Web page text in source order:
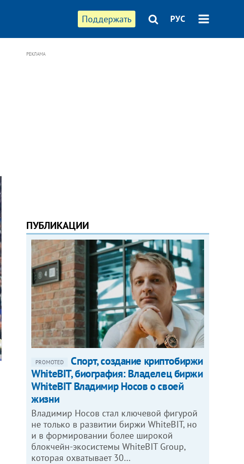
Поддержать РУС
РЕКЛАМА
ПУБЛИКАЦИИ
PROMOTED
Спорт, создание криптобиржи
WhiteBIT, биография: Владелец биржи
WhiteBIT Владимир Носов о своей
жизни
Владимир Носов стал ключевой фигурой
не только в развитии биржи WhiteBIT, но
и в формировании более широкой
блокчейн-экосистемы WhiteBIT Group,
которая охватывает 30…